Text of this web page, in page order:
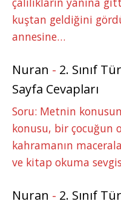
kuştan geldiğini
annesine…
Nuran - 2. Sınıf
Sayfa Cevapları
Soru: Metnin
konusu, bir çocuğun
kahramanın
ve kitap okuma
Nuran - 2. Sınıf